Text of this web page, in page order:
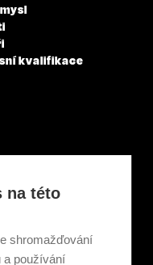
kvalifikace
na této
shromažďování
a používání